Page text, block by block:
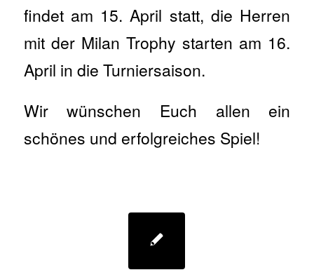
findet am 15. April statt, die Herren
mit der Milan Trophy starten am 16.
April in die Turniersaison.
Wir wünschen Euch allen ein
schönes und erfolgreiches Spiel!